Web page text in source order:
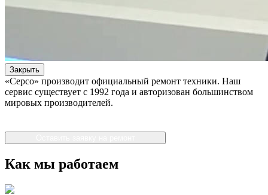
Закрыть
«Серсо» производит официальный ремонт техники. Наш
сервис существует с 1992 года и авторизован большинством
мировых производителей.
Как мы работаем